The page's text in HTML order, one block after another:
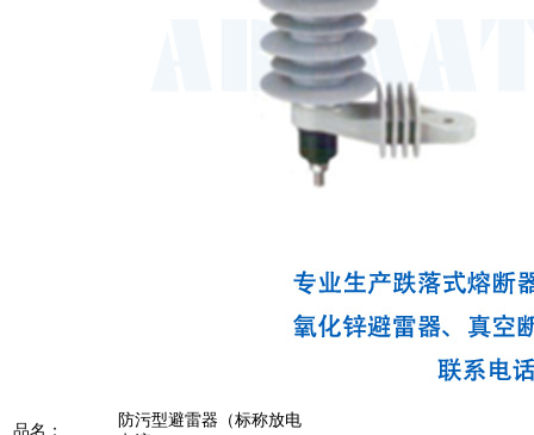
品名：
防污型避雷器（标称放电